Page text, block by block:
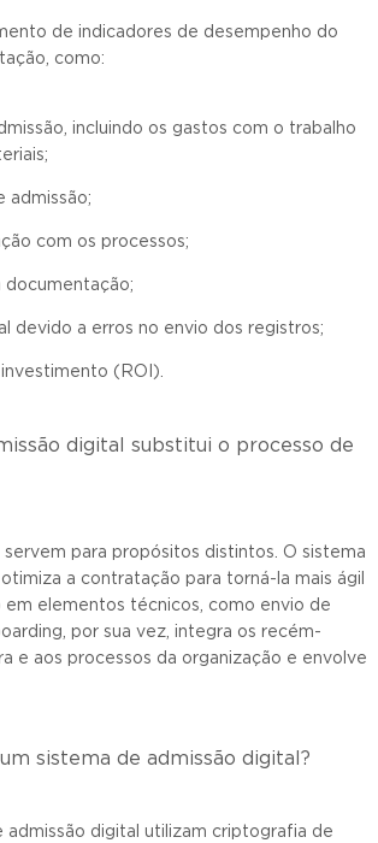
de indicadores de desempenho do
como:
incluindo os gastos com o trabalho
admissão;
com os processos;
documentação;
devido a erros no envio dos registros;
(ROI).
digital substitui o processo de
servem para propósitos distintos. O sistema
a contratação para torná-la mais ágil
em elementos técnicos, como envio de
por sua vez, integra os recém-
e aos processos da organização e envolve
sistema de admissão digital?
admissão digital utilizam criptografia de